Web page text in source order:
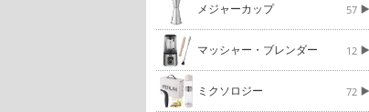
メジャーカップ 57
マッシャー・ブレンダー 12
ミクソロジー 72